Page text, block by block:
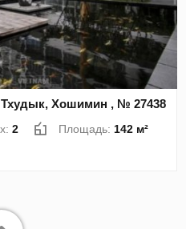
Тхудык, Хошимин , № 27438
2 Площадь: 142 м²